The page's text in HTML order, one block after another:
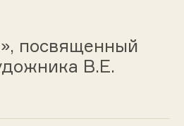
посвященный
В.Е.